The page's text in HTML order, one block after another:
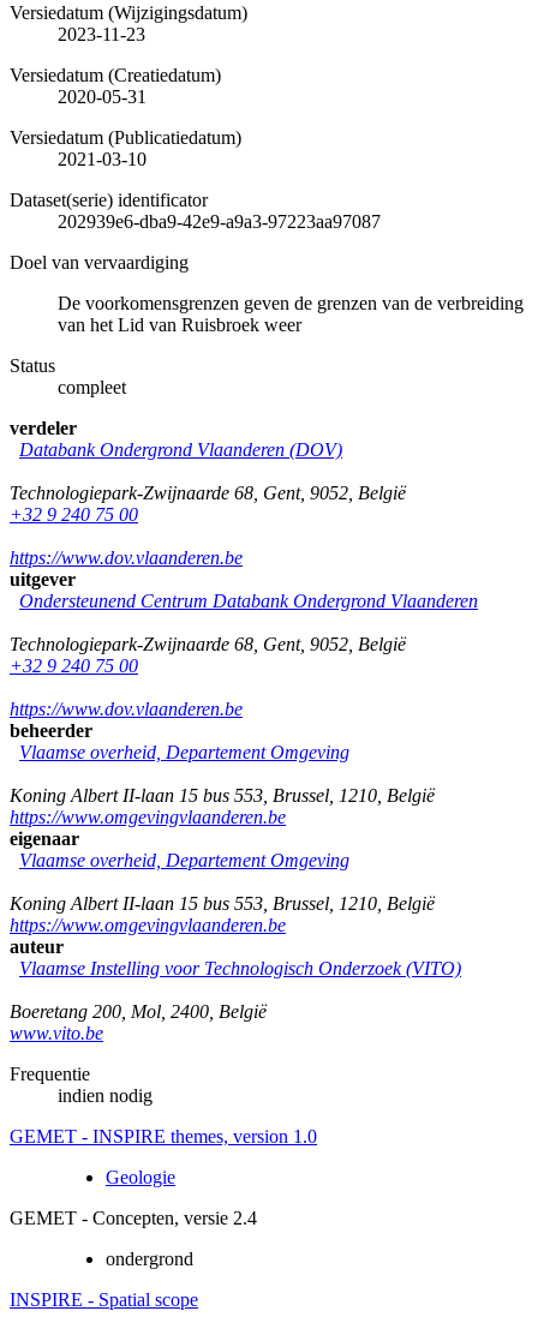
Versiedatum (Wijzigingsdatum)
2023-11-23
Versiedatum (Creatiedatum)
2020-05-31
Versiedatum (Publicatiedatum)
2021-03-10
Dataset(serie) identificator
202939e6-dba9-42e9-a9a3-97223aa97087
Doel van vervaardiging
De voorkomensgrenzen geven de grenzen van de verbreiding
van het Lid van Ruisbroek weer
Status
compleet
verdeler
Databank Ondergrond Vlaanderen (DOV)
Technologiepark-Zwijnaarde 68 Gent, 9052 België
+32 9 240 75 00
https://www.dov.vlaanderen.be
uitgever
Ondersteunend Centrum Databank Ondergrond Vlaanderen
Technologiepark-Zwijnaarde 68 Gent, 9052 België
+32 9 240 75 00
https://www.dov.vlaanderen.be
beheerder
Vlaamse overheid, Departement Omgeving
Koning Albert II-laan 15 bus 553 Brussel 1210 België
https://www.omgevingvlaanderen.be
eigenaar
Vlaamse overheid, Departement Omgeving
Koning Albert II-laan 15 bus 553 Brussel 1210 België
https://www.omgevingvlaanderen.be
auteur
Vlaamse Instelling voor Technologisch Onderzoek (VITO)
Boeretang 200 Mol 2400 België
www.vito.be
Frequentie
indien nodig
GEMET - INSPIRE themes, version 1.0
Geologie
GEMET - Concepten, versie 2.4
ondergrond
INSPIRE - Spatial scope